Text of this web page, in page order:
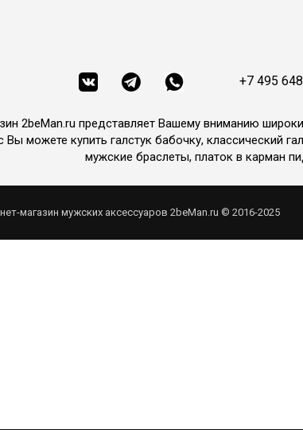
+7 495
2beMan.ru представляет Вашему вниманию
можете купить галстук бабочку, классический
мужские браслеты, платок в карман
магазин мужских аксессуаров 2beMan.ru © 2016-2025